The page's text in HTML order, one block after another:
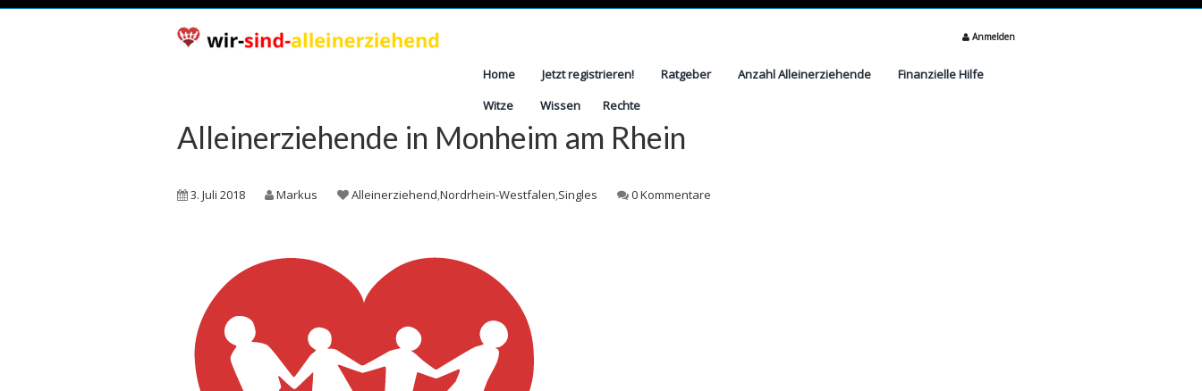
Anmelden
Home Jetzt registrieren! Ratgeber Anzahl Alleinerziehende
Finanzielle Hilfe
Witze
Wissen Rechte
Alleinerziehende in Monheim am Rhein
3. Juli 2018 Markus Alleinerziehend,Nordrhein-Westfalen,Singles 0 Kommentare